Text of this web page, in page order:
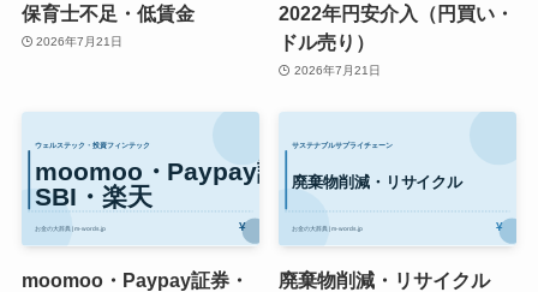
保育士不足・低賃金
2026年7月21日
2022年円安介入（円買い・
ドル売り）
2026年7月21日
moomoo・Paypay証券・
廃棄物削減・リサイクル